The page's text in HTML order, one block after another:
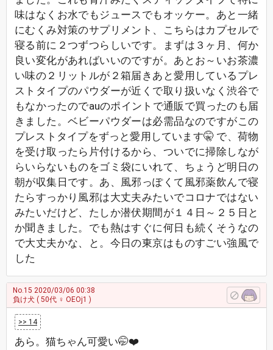
味はなくお水でもジュースでもオッケー。あと一緒
にむくみ対策のサプリメント、こちらはカプセルで
寝る前に２つずつらしいです。まずは３ヶ月、何か
良い変化があればいいのですが。あとお～いお茶濃
い味の２リットルが２箱届きあと愛用しているプレ
ストタイプのパウダーが近くで取り扱いなく渋谷で
もなかったのでauのポイントで通販で買ったのも届
きました。ベビーパウダーは必需品なのですがこの
プレストタイプをずっと愛用しています🤫 で、荷物
を受け取ったら片付けるから、ついでに掃除しなが
らいらないものをゴミ袋にいれて、ちょうど明日の
朝が収集日です。あ、風邪っぽくて風邪薬飲んで寝
たらすっかり風邪は大丈夫みたいでコロナではない
みたいだけど、たしか潜伏期間が１４日～２５日と
か聞きました。でも熱はすぐに何日も続くそうなの
で大丈夫かな、と。今日の東京はものすごい強風で
した
No.15 2020/03/06 00:38
負け犬 ( 50代 ♀ OEOj1 )
>> 14
あら。猫ちゃん可愛い🤭❤️